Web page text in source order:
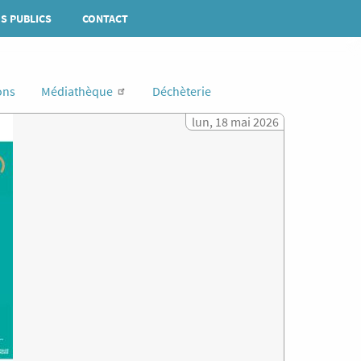
PUBLICS CONTACT
Médiathèque
Déchèterie
lun, 18 mai 2026